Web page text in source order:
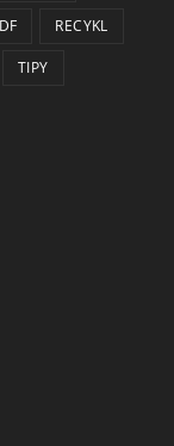
RECYKL
TIPY